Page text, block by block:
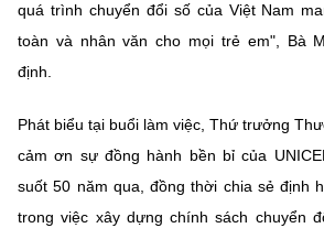
quá trình chuyển đổi số của Việt Nam
toàn và nhân văn cho mọi trẻ em", Bà
định.
Phát biểu tại buổi làm việc, Thứ trưởng
cảm ơn sự đồng hành bền bỉ của
suốt 50 năm qua, đồng thời chia sẻ định
trong việc xây dựng chính sách chuyển